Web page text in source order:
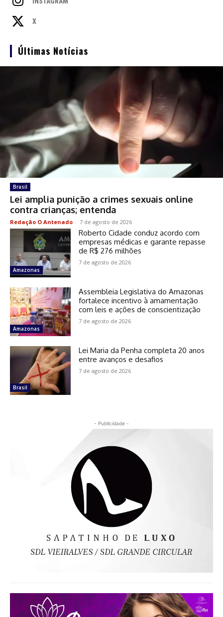
X
Últimas Notícias
Brasil
Lei amplia punição a crimes sexuais online
contra crianças; entenda
Redação O Antenado - 7 de agosto de 2026
Amazonas
Roberto Cidade conduz acordo com
empresas médicas e garante repasse
de R$ 276 milhões
7 de agosto de 2026
Amazonas
Assembleia Legislativa do Amazonas
fortalece incentivo à amamentação
com leis e ações de conscientização
7 de agosto de 2026
Brasil
Lei Maria da Penha completa 20 anos
entre avanços e desafios
7 de agosto de 2026
- Publicidade -